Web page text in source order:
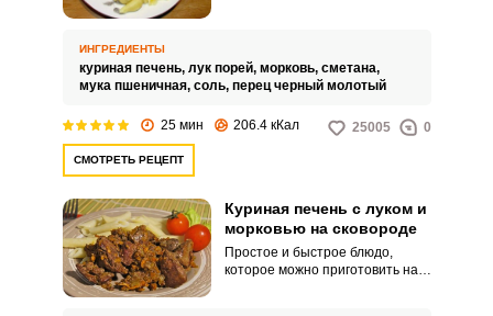
ИНГРЕДИЕНТЫ
куриная печень, лук порей, морковь, сметана,
мука пшеничная, соль, перец черный молотый
25 мин 206.4 кКал 25005 0
СМОТРЕТЬ РЕЦЕПТ
Куриная печень с луком и
морковью на сковороде
Простое и быстрое блюдо,
которое можно приготовить на